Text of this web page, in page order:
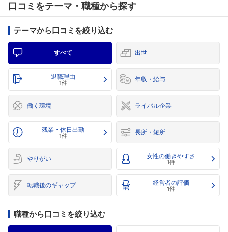
口コミをテーマ・職種から探す
テーマから口コミを絞り込む
すべて 出世
退職理由
1件 年収・給与
働く環境 ライバル企業
残業・休日出勤
1件 長所・短所
やりがい 女性の働きやすさ
1件
転職後のギャップ 経営者の評価
1件
職種から口コミを絞り込む